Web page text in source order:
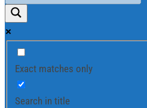
Exact matches only
Search in title